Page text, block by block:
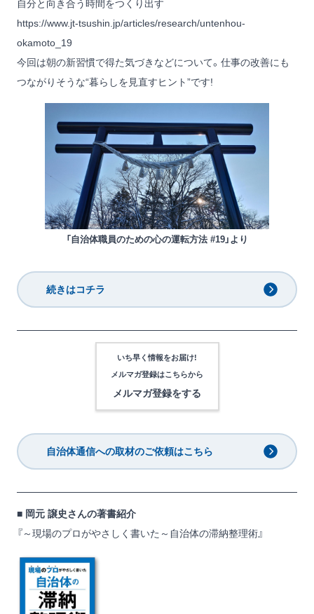
自分と向き合う時間をつくり出す
https://www.jt-tsushin.jp/articles/research/untenhou-
okamoto_19
今回は朝の新習慣で得た気づきなどについて。仕事の改善にも
つながりそうな“暮らしを見直すヒント”です!
「自治体職員のための心の運転方法 #19」より
続きはコチラ
いち早く情報をお届け!
メルマガ登録はこちらから
メルマガ登録をする
自治体通信への取材のご依頼はこちら
■ 岡元 譲史さんの著書紹介
『～現場のプロがやさしく書いた～自治体の滞納整理術』